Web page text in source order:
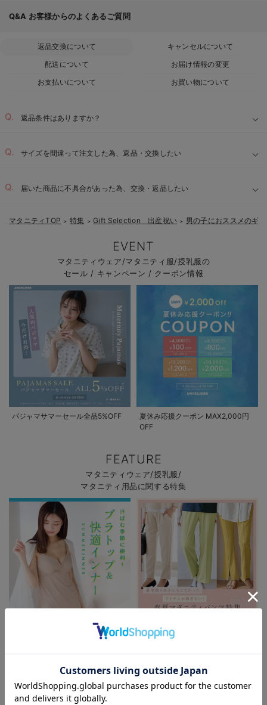
Q&A お客様からのよくあるご質問
返品交換について
キャンセルについて
配送について
お届け情報の変更
お支払いについて
お買い物について
返品条件はありますか？
サイズを間違って注文した為、返品・交換したい
届いた商品に不具合があった為、交換・返品したい
お気に入り商品を確認する
マタニティTOP ＞ 特集 ＞ Gift Selection 出産祝い ＞ 男の子におススメのギ
EVENT
マタニティウェア/マタニティ服/授乳服の
セール / キャンペーン / クーポン情報
パジャマサマーセール全品5%OFF
夏休み応援クーポン MAX2,000円
OFF
FEATURE
マタニティウェア/授乳服/
マタニティ用品に関する特集
春夏を快適に過ごせるマタニティパ
ンツ特集